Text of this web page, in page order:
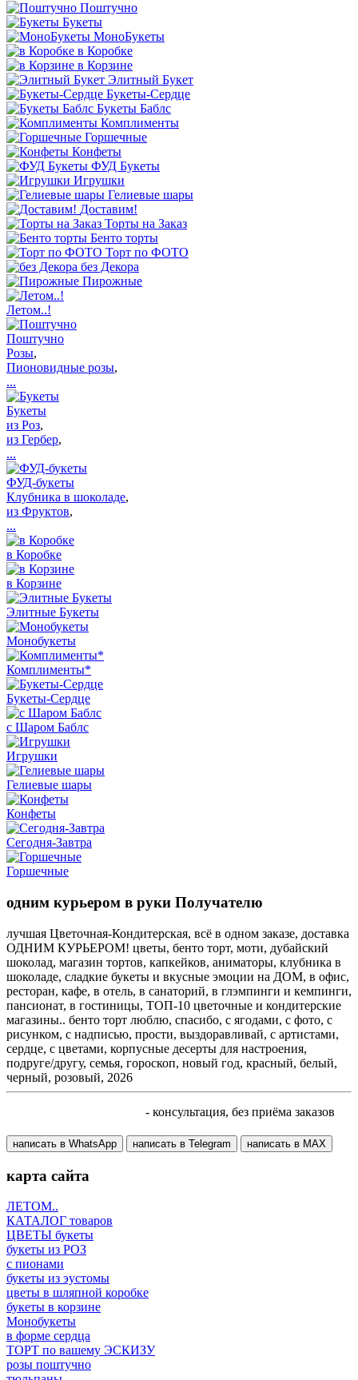
Поштучно
Букеты
МоноБукеты
в Коробке
в Корзине
Элитный Букет
Букеты-Сердце
Букеты Баблс
Комплименты
Горшечные
Конфеты
ФУД Букеты
Игрушки
Гелиевые шары
Доставим!
Торты на Заказ
Бенто торты
Торт по ФОТО
без Декора
Пирожные
Летом..!
Поштучно
Розы,
Пионовидные розы,
...
Букеты
из Роз,
из Гербер,
...
ФУД-букеты
Клубника в шоколаде,
из Фруктов,
...
в Коробке
в Корзине
Элитные Букеты
Монобукеты
Комплименты*
Букеты-Сердце
с Шаром Баблс
Игрушки
Гелиевые шары
Конфеты
Сегодня-Завтра
Горшечные
одним курьером в руки Получателю
лучшая Цветочная-Кондитерская, всё в одном заказе, доставка
ОДНИМ КУРЬЕРОМ! цветы, бенто торт, моти, дубайский
шоколад, магазин тортов, капкейков, аниматоры, клубника в
шоколаде, сладкие букеты и вкусные эмоции на ДОМ, в офис,
ресторан, кафе, в отель, в санаторий, в глэмпинги и кемпинги,
пансионат, в гостиницы, ТОП-10 цветочные и кондитерские
магазины.. бенто торт люблю, спасибо, с ягодами, с фото, с
рисунком, с надписью, прости, выздоравливай, с артистами,
сердце, с цветами, корпусные десерты для настроения,
подруге/другу, семья, гороскоп, новый год, красный, белый,
черный, розовый, 2026
- консультация, без приёма заказов
написать в WhatsApp написать в Telegram написать в МАХ
карта сайта
ЛЕТОМ..
КАТАЛОГ товаров
ЦВЕТЫ букеты
букеты из РОЗ
с пионами
букеты из эустомы
цветы в шляпной коробке
букеты в корзине
Монобукеты
в форме сердца
ТОРТ по вашему ЭСКИЗУ
розы поштучно